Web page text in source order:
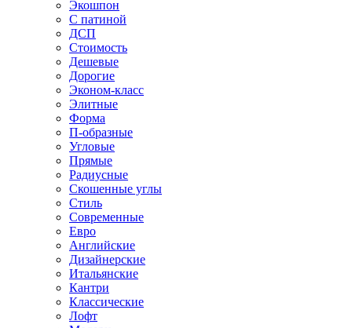
Экошпон
С патиной
ДСП
Стоимость
Дешевые
Дорогие
Эконом-класс
Элитные
Форма
П-образные
Угловые
Прямые
Радиусные
Скошенные углы
Стиль
Современные
Евро
Английские
Дизайнерские
Итальянские
Кантри
Классические
Лофт